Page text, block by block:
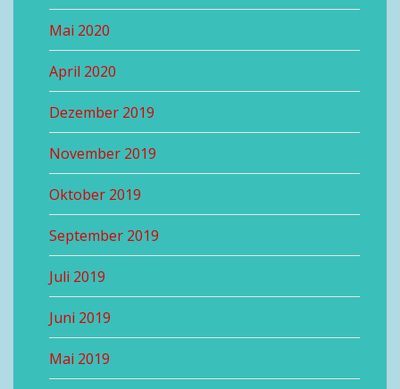
Mai 2020
April 2020
Dezember 2019
November 2019
Oktober 2019
September 2019
Juli 2019
Juni 2019
Mai 2019